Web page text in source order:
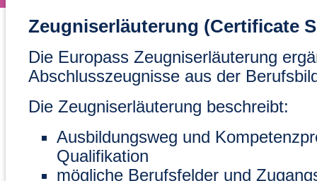
Zeugniserläuterung (Certificate
Die Europass Zeugniserläuterung
Abschlusszeugnisse aus der
Die Zeugniserläuterung beschreibt:
Ausbildungsweg und
Qualifikation
mögliche Berufsfelder und